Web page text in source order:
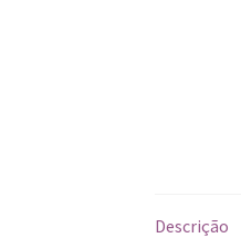
Descrição